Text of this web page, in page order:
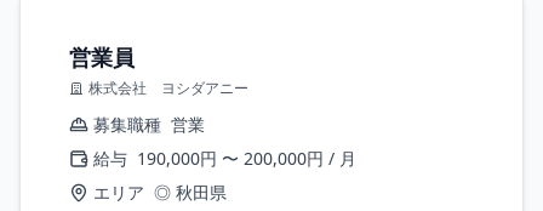
営業員
株式会社 ヨシダアニー
募集職種 営業
給与 190,000円 〜 200,000円 / 月
エリア ◎ 秋田県